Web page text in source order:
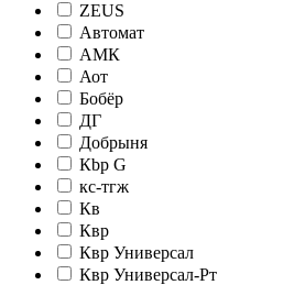
ZEUS
Автомат
АМК
Аот
Бобёр
ДГ
Добрыня
Кbр G
кc-тгж
Кв
Квр
Квр Универсал
Квр Универсал-Рт